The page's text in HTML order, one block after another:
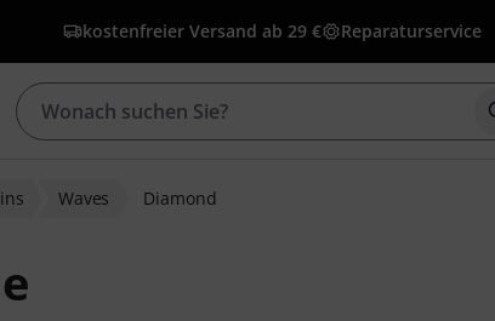
kostenfreier Versand ab 29 € Reparaturservice
Waves Diamond